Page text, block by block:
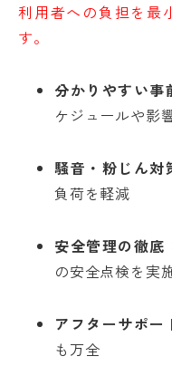
利用者への負担を最
す。
分かりやすい事
ケジュールや影
騒音・粉じん対
負荷を軽減
安全管理の徹底
の安全点検を実
アフターサポー
も万全